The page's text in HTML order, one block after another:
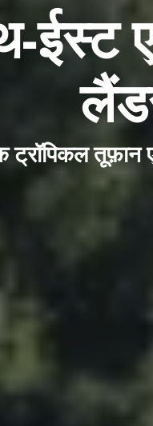
ईस्ट
तूफ़ान